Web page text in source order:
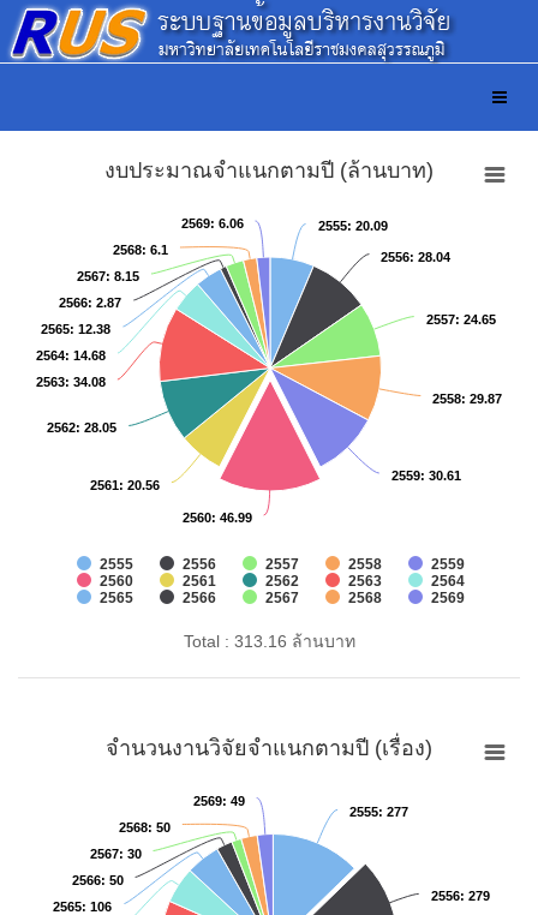
งบประมาณจำแนกตามปี (ล้านบาท)
2555: 20.09
2555: 20.09
2556: 28.04
2556: 28.04
2557: 24.65
2557: 24.65
2558: 29.87
2558: 29.87
2559: 30.61
2559: 30.61
2560: 46.99
2560: 46.99
2561: 20.56
2561: 20.56
2562: 28.05
2562: 28.05
2563: 34.08
2563: 34.08
2564: 14.68
2564: 14.68
2565: 12.38
2565: 12.38
2566: 2.87
2566: 2.87
2567: 8.15
2567: 8.15
2568: 6.1
2568: 6.1
2569: 6.06
2569: 6.06
2555 2556 2557 2558
2559
2560
2561 2562 2563
2564
2565
2566 2567 2568 2569
Total : 313.16 ล้านบาท
จำนวนงานวิจัยจำแนกตามปี (เรื่อง)
2555: 277
2555: 277
2556: 279
2556: 279
2565: 106
2565: 106
2566: 50
2566: 50
2567: 30
2567: 30
2568: 50
2568: 50
2569: 49
2569: 49